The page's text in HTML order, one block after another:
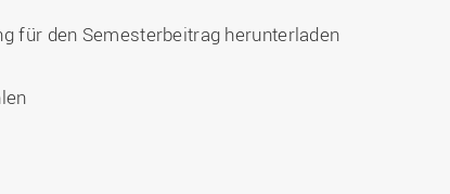
für den Semesterbeitrag herunterladen